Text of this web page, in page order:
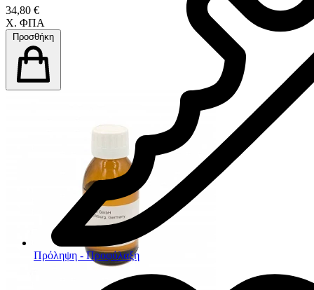
Πρόληψη - Προφύλαξη
34,80 €
Χ. ΦΠΑ
Προσθήκη